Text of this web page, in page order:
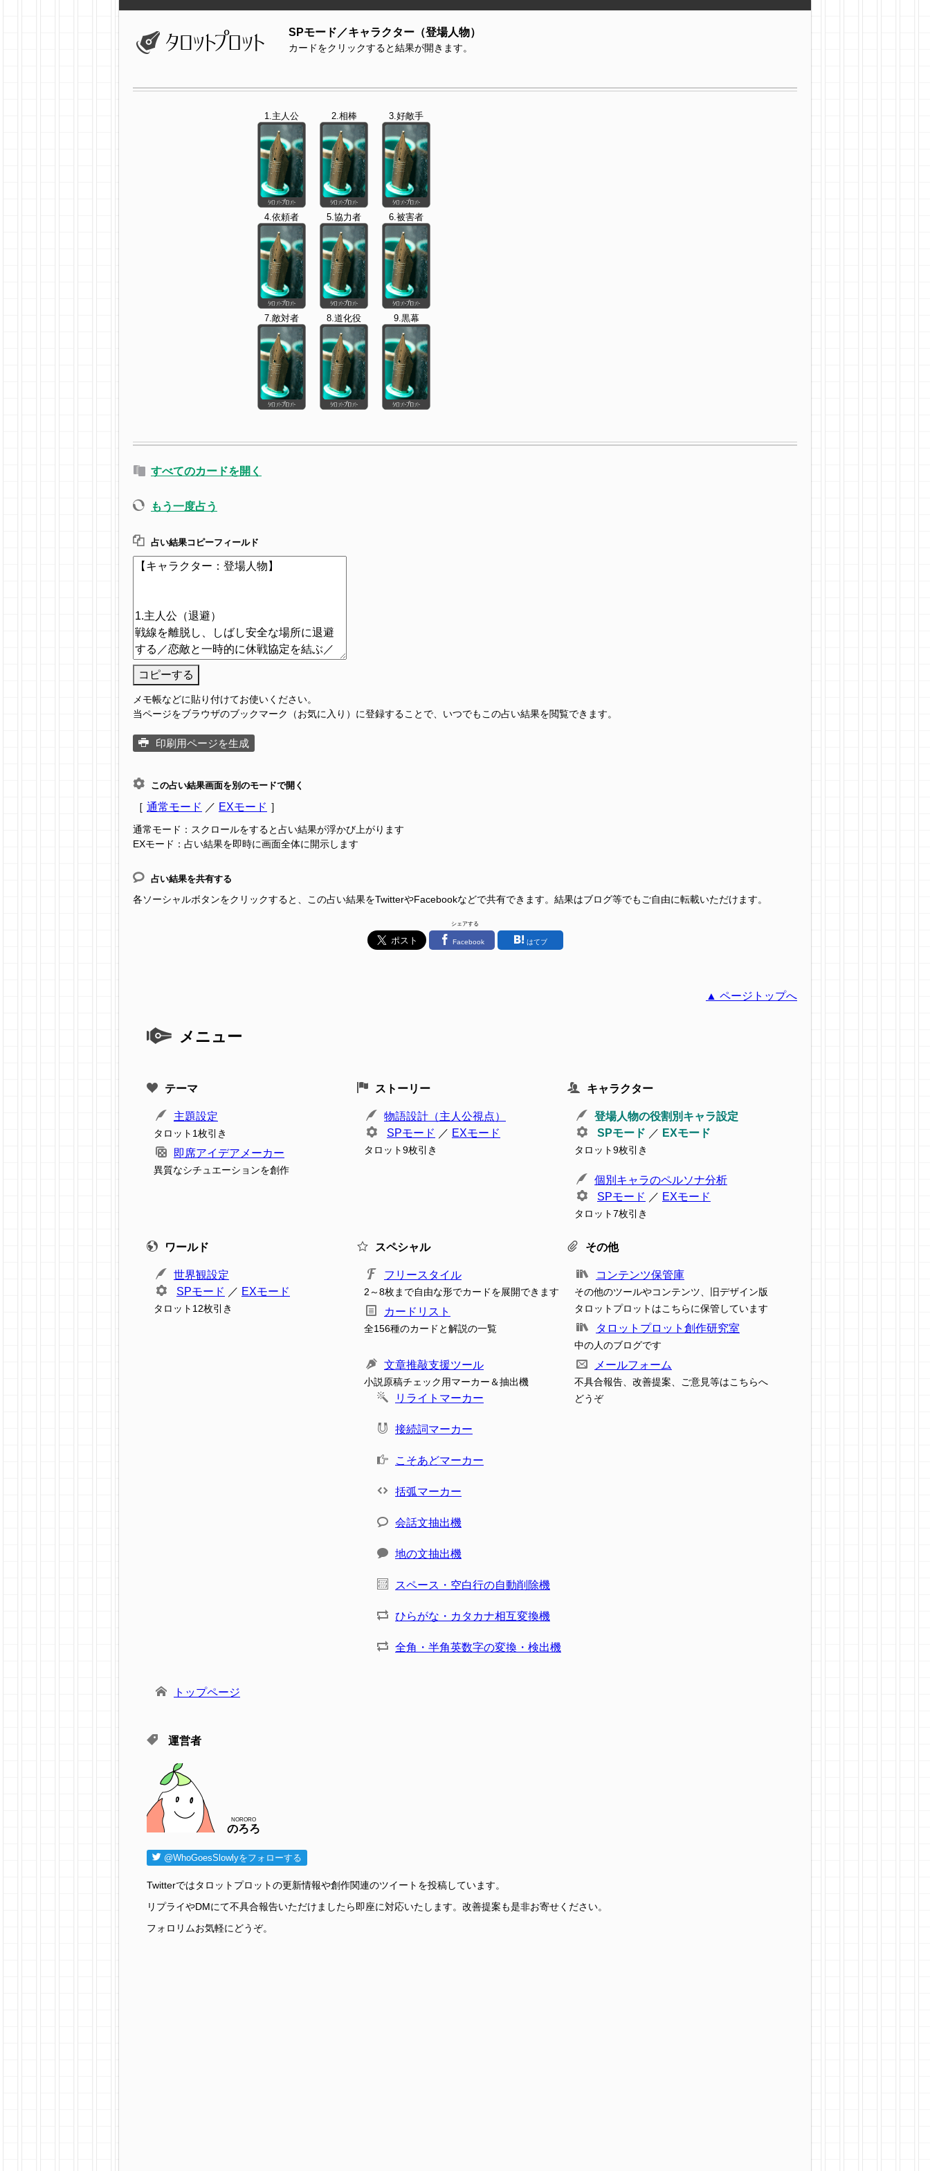
SPモード／キャラクター（登場人物）
カードをクリックすると結果が開きます。
1.主人公 2.相棒 3.好敵手
4.依頼者 5.協力者 6.被害者
7.敵対者 8.道化役 9.黒幕
すべてのカードを開く
もう一度占う
占い結果コピーフィールド
コピーする
メモ帳などに貼り付けてお使いください。
当ページをブラウザのブックマーク（お気に入り）に登録することで、いつでもこの占い結果を閲覧できます。
印刷用ページを生成
この占い結果画面を別のモードで開く
［ 通常モード ／ EXモード ］
通常モード：スクロールをすると占い結果が浮かび上がります
EXモード：占い結果を即時に画面全体に開示します
占い結果を共有する
各ソーシャルボタンをクリックすると、この占い結果をTwitterやFacebookなどで共有できます。結果はブログ等でもご自由に転載いただけます。
シェアする
Facebook はてブ
▲ ページトップへ
メニュー
テーマ
主題設定
タロット1枚引き
即席アイデアメーカー
異質なシチュエーションを創作
ストーリー
物語設計（主人公視点）
SPモード ／ EXモード
タロット9枚引き
キャラクター
登場人物の役割別キャラ設定
SPモード ／ EXモード
タロット9枚引き
個別キャラのペルソナ分析
SPモード ／ EXモード
タロット7枚引き
ワールド
世界観設定
SPモード ／ EXモード
タロット12枚引き
スペシャル
フリースタイル
2～8枚まで自由な形でカードを展開できます
カードリスト
全156種のカードと解説の一覧
文章推敲支援ツール
小説原稿チェック用マーカー＆抽出機
リライトマーカー
接続詞マーカー
こそあどマーカー
括弧マーカー
会話文抽出機
地の文抽出機
スペース・空白行の自動削除機
ひらがな・カタカナ相互変換機
全角・半角英数字の変換・検出機
その他
コンテンツ保管庫
その他のツールやコンテンツ、旧デザイン版
タロットプロットはこちらに保管しています
タロットプロット創作研究室
中の人のブログです
メールフォーム
不具合報告、改善提案、ご意見等はこちらへ
どうぞ
トップページ
運営者
のろろ
NORORO
@WhoGoesSlowlyをフォローする
Twitterではタロットプロットの更新情報や創作関連のツイートを投稿しています。
リプライやDMにて不具合報告いただけましたら即座に対応いたします。改善提案も是非お寄せください。
フォロリムお気軽にどうぞ。